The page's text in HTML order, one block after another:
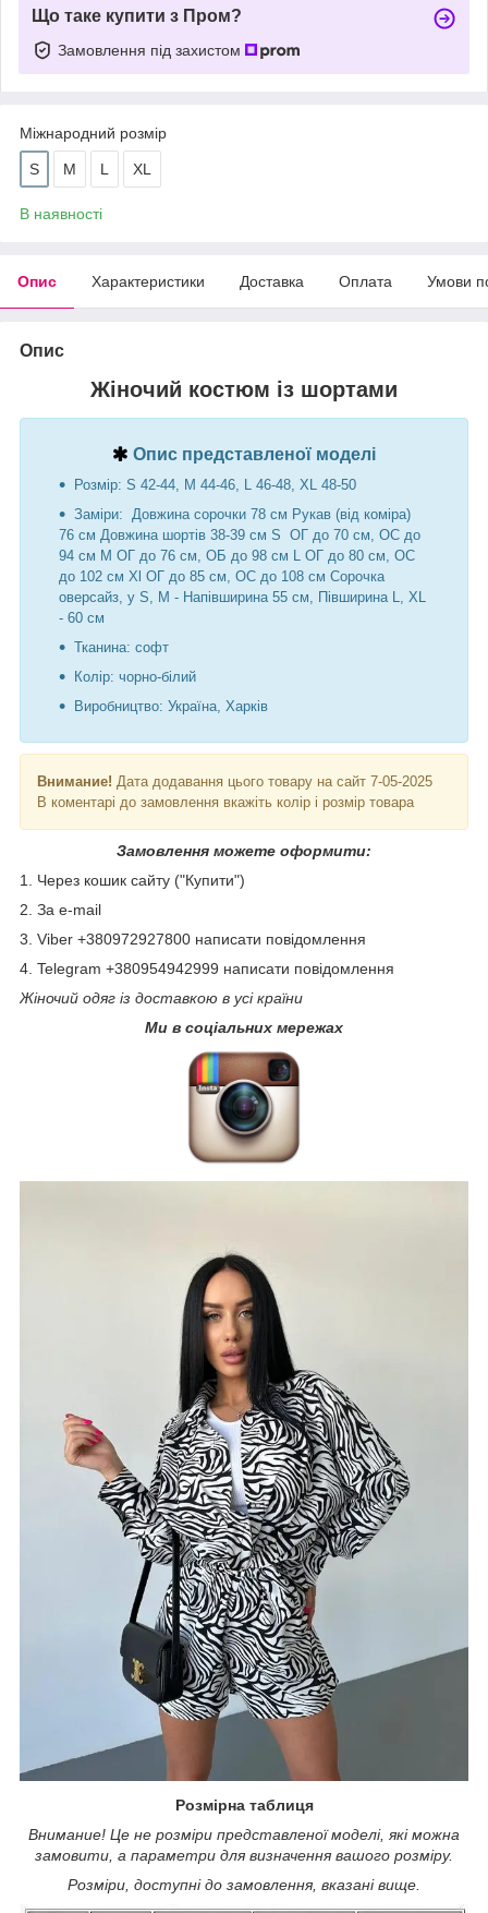
Що таке купити з Пром?
Замовлення під захистом
Міжнародний розмір
S M L XL
В наявності
Опис Характеристики Доставка Оплата Умови
Опис
Жіночий костюм із шортами
Опис представленої моделі
Розмір: S 42-44, M 44-46, L 46-48, XL 48-50
Заміри: Довжина сорочки 78 см Рукав (від коміра)
76 см Довжина шортів 38-39 см S ОГ до 70 см, ОС до
94 см М ОГ до 76 см, ОБ до 98 см L ОГ до 80 см, ОС
до 102 см Хl ОГ до 85 см, ОС до 108 см Сорочка
оверсайз, у S, M - Напівширина 55 см, Півширина L, XL
- 60 см
Тканина: софт
Колір: чорно-білий
Виробництво: Україна, Харків
Внимание! Дата додавання цього товару на сайт 7-05-2025
В коментарі до замовлення вкажіть колір і розмір товара
Замовлення можете оформити:
1. Через кошик сайту ("Купити")
2. За e-mail
3. Viber +380972927800 написати повідомлення
4. Telegram +380954942999 написати повідомлення
Жіночий одяг із доставкою в усі країни
Ми в соціальних мережах
Розмірна таблиця
Внимание! Це не розміри представленої моделі, які можна
замовити, а параметри для визначення вашого розміру.
Розміри, доступні до замовлення, вказані вище.